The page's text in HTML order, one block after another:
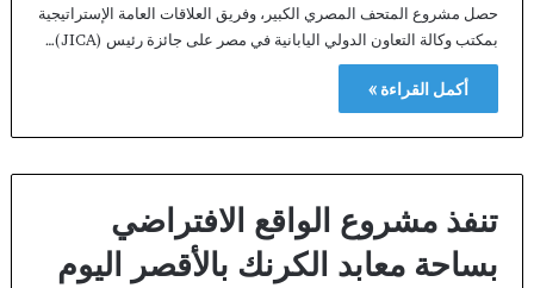
حصل مشروع المتحف المصري الكبير، وفريق العلاقات العامة الإستراتيجية
بمكتب وكالة التعاون الدولي اليابانية في مصر على جائزة رئيس (JICA)…
أكمل القراءة »
تنفذ مشروع الواقع الافتراضي
بساحة معابد الكرنك بالأقصر اليوم